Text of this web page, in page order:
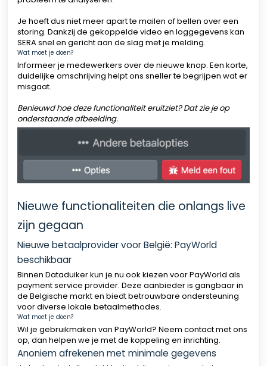
Je hoeft dus niet meer apart te mailen of bellen over een
storing. Dankzij de gekoppelde video en loggegevens kan
SERA snel en gericht aan de slag met je melding.
Wat moet je doen?
Informeer je medewerkers over de nieuwe knop. Een korte,
duidelijke omschrijving helpt ons sneller te begrijpen wat er
misgaat.
Benieuwd hoe deze functionaliteit eruitziet? Dat zie je op
onderstaande afbeelding.
Nieuwe functionaliteiten die onlangs live
zijn gegaan
Nieuwe betaalprovider voor België: PayWorld
beschikbaar
Binnen Dataduiker kun je nu ook kiezen voor PayWorld als
payment service provider. Deze aanbieder is gangbaar in
de Belgische markt en biedt betrouwbare ondersteuning
voor diverse lokale betaalmethodes.
Wat moet je doen?
Wil je gebruikmaken van PayWorld? Neem contact met ons
op, dan helpen we je met de koppeling en inrichting.
Anoniem afrekenen met minimale gegevens